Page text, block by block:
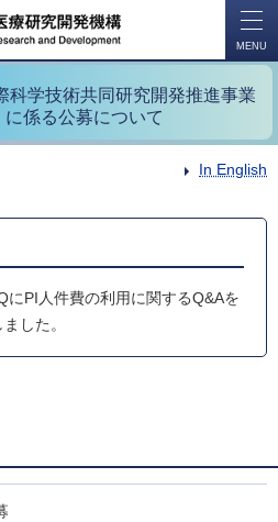
MENU
科学技術共同研究開発推進事業
に係る公募について
In English
にPI人件費の利用に関するQ&Aを
した。